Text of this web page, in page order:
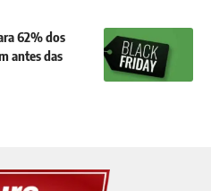
62% dos
antes das